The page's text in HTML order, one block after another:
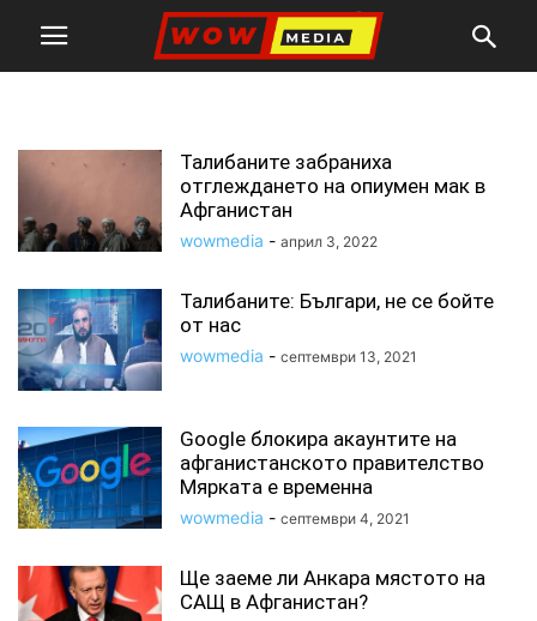
Талибаните забраниха
отглеждането на опиумен мак в
Афганистан
wowmedia - април 3, 2022
Талибаните: Българи, не се бойте
от нас
wowmedia - септември 13, 2021
Google блокира акаунтите на
афганистанското правителство
Мярката е временна
wowmedia - септември 4, 2021
Ще заеме ли Анкара мястото на
САЩ в Афганистан?